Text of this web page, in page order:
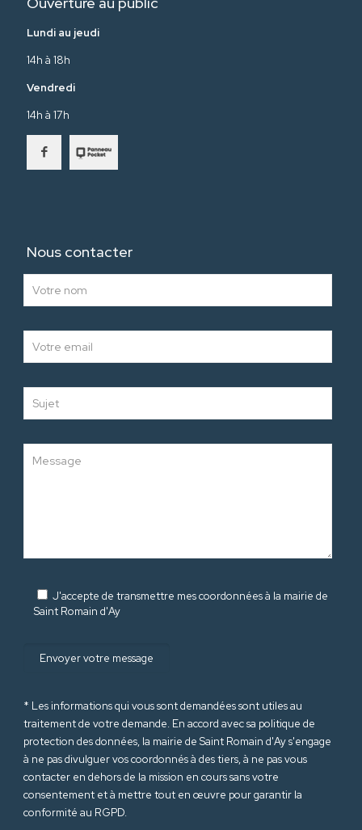
Lundi au jeudi
14h à 18h
Vendredi
14h à 17h
Nous contacter
J'accepte de transmettre mes coordonnées à la mairie de
Saint Romain d'Ay
* Les informations qui vous sont demandées sont utiles au
traitement de votre demande. En accord avec sa politique de
protection des données, la mairie de Saint Romain d'Ay s'engage
à ne pas divulguer vos coordonnés à des tiers, à ne pas vous
contacter en dehors de la mission en cours sans votre
consentement et à mettre tout en œuvre pour garantir la
conformité au RGPD.